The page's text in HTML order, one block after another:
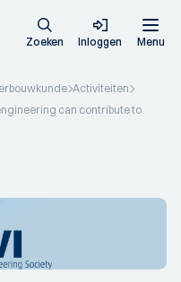
Zoeken Inloggen Menu
Activiteiten
can contribute to